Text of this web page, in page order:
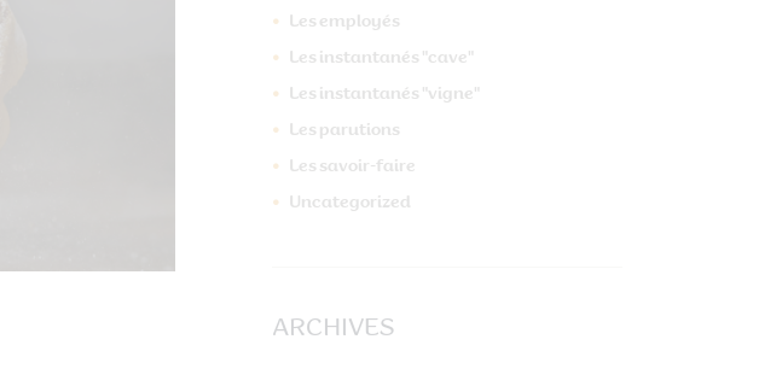
Les employés
Les instantanés "cave"
Les instantanés "vigne"
Les parutions
Les savoir-faire
Uncategorized
ARCHIVES